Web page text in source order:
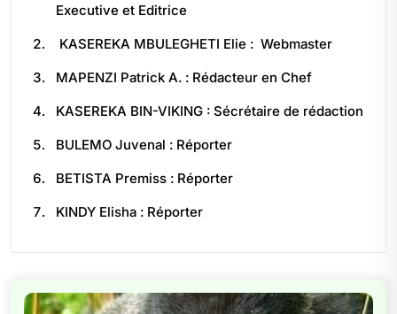
Executive et Editrice
KASEREKA MBULEGHETI Elie : Webmaster
MAPENZI Patrick A. : Rédacteur en Chef
KASEREKA BIN-VIKING : Sécrétaire de rédaction
BULEMO Juvenal : Réporter
BETISTA Premiss : Réporter
KINDY Elisha : Réporter